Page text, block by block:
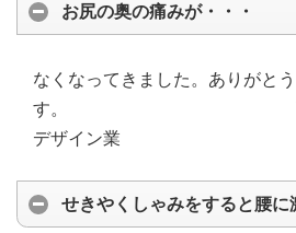
お尻の奥の痛みが・・・
なくなってきました。ありがと
す。 Y.D様
デザイン業
せきやくしゃみをすると腰に